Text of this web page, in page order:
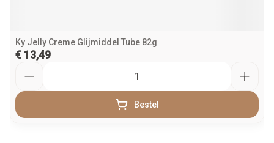
Ky Jelly Creme Glijmiddel Tube 82g
€ 13,49
Bestel